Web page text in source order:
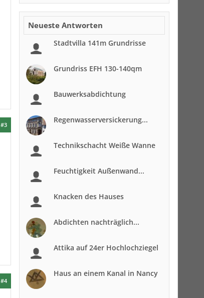
#3
#4
Neueste Antworten
Stadtvilla 141m Grundrisse
Grundriss EFH 130-140qm
Bauwerksabdichtung
Regenwasserversickerung...
Technikschacht Weiße Wanne
Feuchtigkeit Außenwand...
Knacken des Hauses
Abdichten nachträglich...
Attika auf 24er Hochlochziegel
Haus an einem Kanal in Nancy